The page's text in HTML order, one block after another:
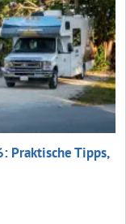
Praktische Tipps,